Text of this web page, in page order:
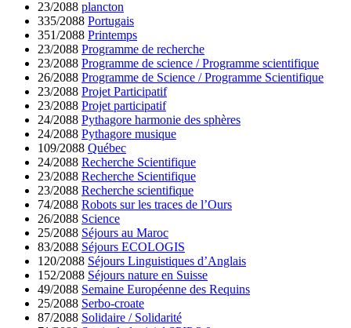
23/2088 plancton
335/2088 Portugais
351/2088 Printemps
23/2088 Programme de recherche
23/2088 Programme de science / Programme scientifique
26/2088 Programme de Science / Programme Scientifique
23/2088 Projet Participatif
23/2088 Projet participatif
24/2088 Pythagore harmonie des sphères
24/2088 Pythagore musique
109/2088 Québec
24/2088 Recherche Scientifique
23/2088 Recherche Scientifique
23/2088 Recherche scientifique
74/2088 Robots sur les traces de l’Ours
26/2088 Science
25/2088 Séjours au Maroc
83/2088 Séjours ECOLOGIS
120/2088 Séjours Linguistiques d’Anglais
152/2088 Séjours nature en Suisse
49/2088 Semaine Européenne des Requins
25/2088 Serbo-croate
87/2088 Solidaire / Solidarité